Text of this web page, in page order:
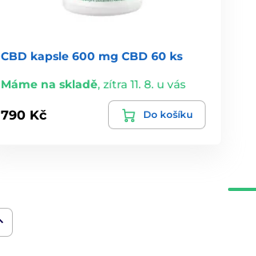
CBD kapsle 600 mg CBD 60 ks
Máme na skladě, zítra 11. 8. u vás
790 Kč Do košíku